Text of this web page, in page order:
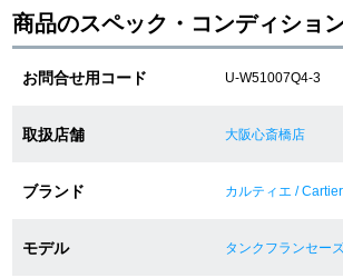
保証・アフターサービス
腕時計サイズ調整サービス
店舗受け取りサービス
店舗取り寄せサービス
商品のスペック・コンディショ
お問合せ用コード U-W51007Q4-3
取扱店舗 大阪心斎橋店
ブランド カルティエ / Cartier
モデル タンクフランセー